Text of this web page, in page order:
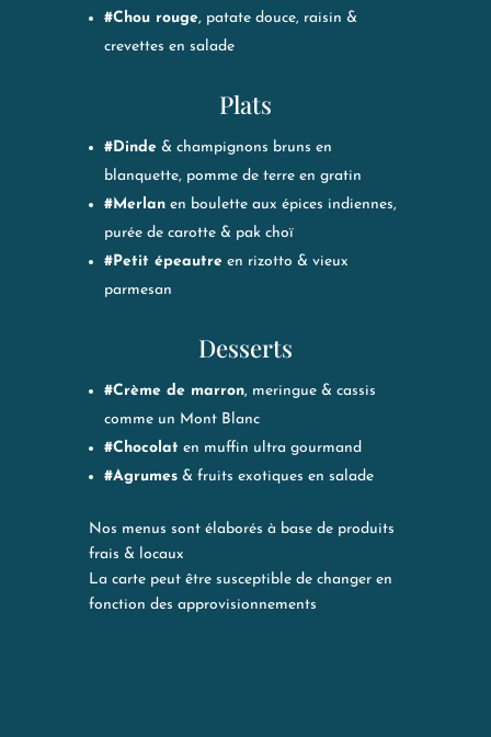
#Chou rouge, patate douce, raisin &
crevettes en salade
Plats
#Dinde& champignons bruns en
blanquette, pomme de terre en gratin
#Merlanen boulette aux épices indiennes,
purée de carotte & pak choï
#Petit épeautreen rizotto & vieux
parmesan
Desserts
#Crème de marron, meringue & cassis
comme un Mont Blanc
#Chocolat en muffin ultra gourmand
#Agrumes& fruits exotiques en salade
Nos menus sont élaborés à base de produits
frais & locaux
La carte peut être susceptible de changer en
fonction des approvisionnements